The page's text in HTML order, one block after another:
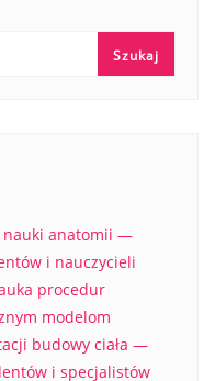
Szukaj
nauki anatomii —
i nauczycieli
procedur
modelom
budowy ciała —
i specjalistów